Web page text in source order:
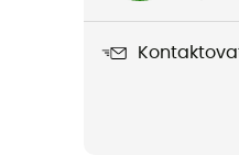
Standardní